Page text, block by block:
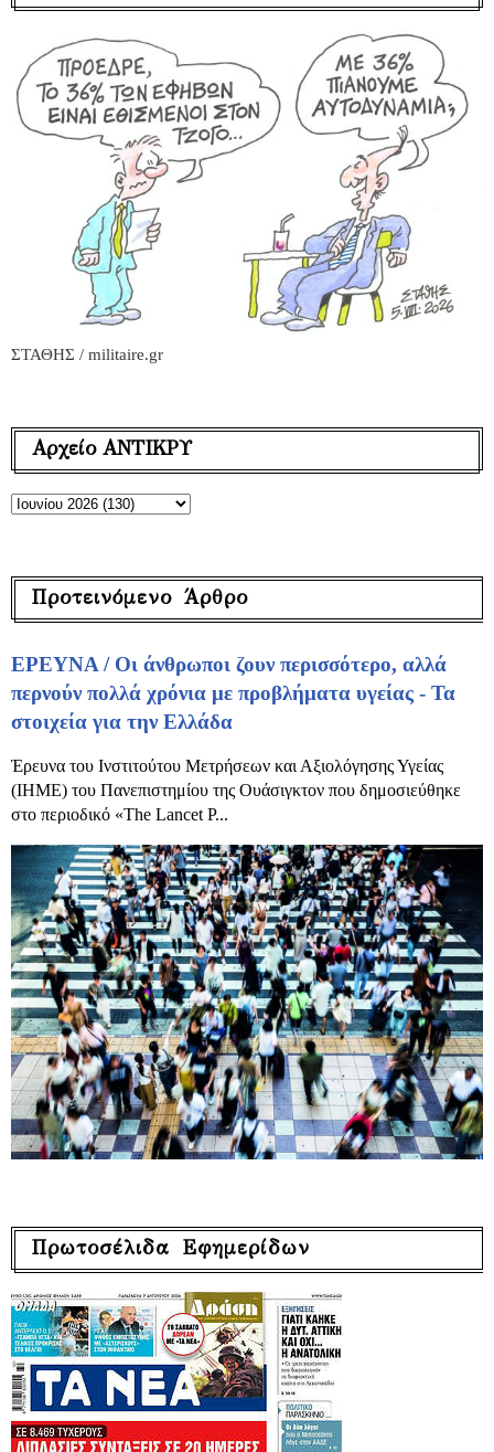
ΣΤΑΘΗΣ / militaire.gr
Αρχείο ΑΝΤΙΚΡΥ
Προτεινόμενο Άρθρο
ΕΡΕΥΝΑ / Οι άνθρωποι ζουν περισσότερο, αλλά
περνούν πολλά χρόνια με προβλήματα υγείας - Τα
στοιχεία για την Ελλάδα
Έρευνα του Ινστιτούτου Μετρήσεων και Αξιολόγησης Υγείας
(IHME) του Πανεπιστημίου της Ουάσιγκτον που δημοσιεύθηκε
στο περιοδικό «The Lancet P...
Πρωτοσέλιδα Εφημερίδων